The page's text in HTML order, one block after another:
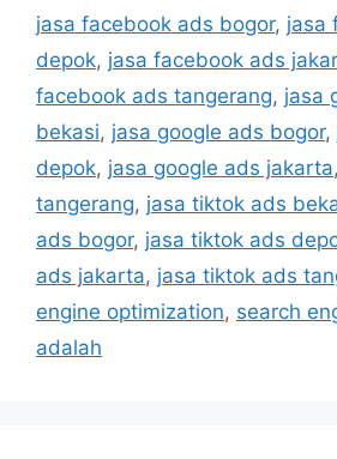
jasa facebook ads bogor, jasa
depok, jasa facebook ads
facebook ads tangerang, jasa
bekasi, jasa google ads bogor,
depok, jasa google ads jakarta,
tangerang, jasa tiktok ads
ads bogor, jasa tiktok ads
ads jakarta, jasa tiktok ads
engine optimization, search
adalah